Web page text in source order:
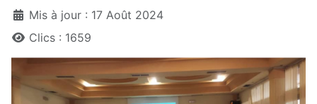
Mis à jour : 17 Août 2024
Clics : 1659